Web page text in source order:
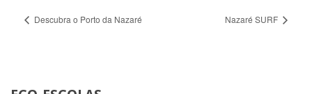
Descubra o Porto da Nazaré Nazaré SURF